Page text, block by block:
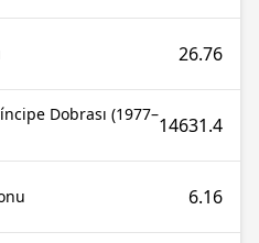
26.76
Dobrası (1977–14631.4
6.16